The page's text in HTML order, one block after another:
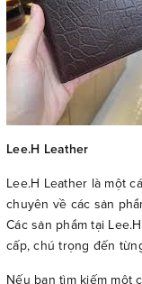
Lee.H Leather
Lee.H Leather là một
chuyên về các sản
Các sản phẩm tại
cấp, chú trọng đến
Nếu bạn tìm kiếm một